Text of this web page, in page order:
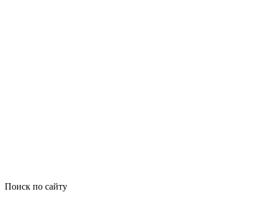
Поиск по сайту